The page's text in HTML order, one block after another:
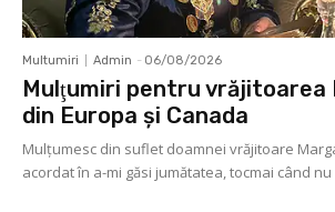
Multumiri Admin - 06/08/2026
Mulţumiri pentru vrăjitoarea
din Europa și Canada
Mulţumesc din suflet doamnei vrăjitoare
acordat în a-mi găsi jumătatea, tocmai când